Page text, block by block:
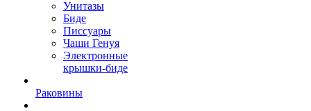
Унитазы
Биде
Писсуары
Чаши Генуя
Электронные
крышки-биде
Раковины